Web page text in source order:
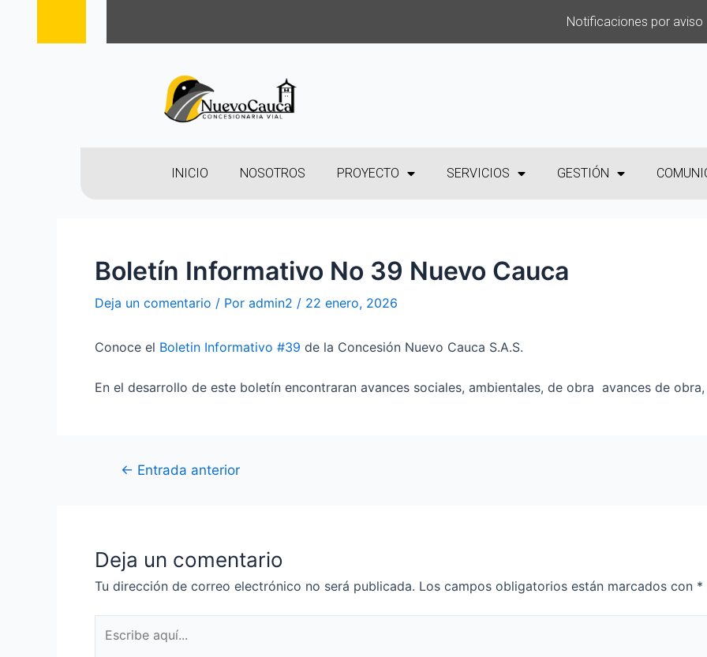
Notificaciones por aviso
INICIO NOSOTROS PROYECTO SERVICIOS GESTIÓN
Boletín Informativo No 39 Nuevo Cauca
Deja un comentario / Por admin2 / 22 enero, 2026
Conoce el Boletin Informativo #39 de la Concesión Nuevo Cauca S.A.S.
En el desarrollo de este boletín encontraran avances sociales, ambientales, de obra avances de
← Entrada anterior
Deja un comentario
Tu dirección de correo electrónico no será publicada. Los campos obligatorios están marcados con *